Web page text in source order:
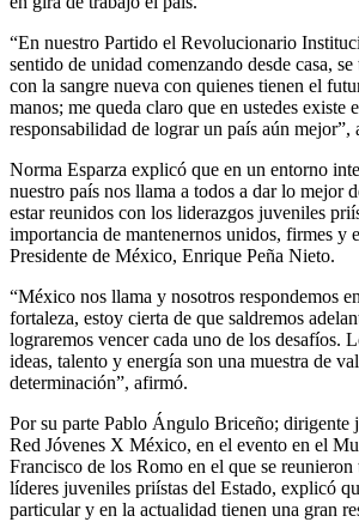
“En nuestro Partido el Revolucionario
sentido de unidad comenzando desde casa, se
con la sangre nueva con quienes tienen el
manos; me queda claro que en ustedes existe
responsabilidad de lograr un país aún mejor”,
Norma Esparza explicó que en un entorno
nuestro país nos llama a todos a dar lo mejor
estar reunidos con los liderazgos juveniles
importancia de mantenernos unidos, firmes y
Presidente de México, Enrique Peña Nieto.
“México nos llama y nosotros respondemos
fortaleza, estoy cierta de que saldremos
lograremos vencer cada uno de los desafíos.
ideas, talento y energía son una muestra de
determinación”, afirmó.
Por su parte Pablo Ángulo Briceño; dirigente
Red Jóvenes X México, en el evento en el
Francisco de los Romo en el que se reunieron
líderes juveniles priístas del Estado, explicó
particular y en la actualidad tienen una gran